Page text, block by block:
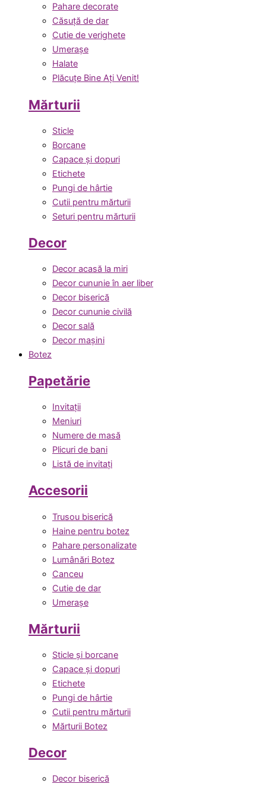
Pahare decorate
Căsuță de dar
Cutie de verighete
Umerașe
Halate
Plăcuțe Bine Ați Venit!
Mărturii
Sticle
Borcane
Capace și dopuri
Etichete
Pungi de hârtie
Cutii pentru mărturii
Seturi pentru mărturii
Decor
Decor acasă la miri
Decor cununie în aer liber
Decor biserică
Decor cununie civilă
Decor sală
Decor mașini
Botez
Papetărie
Invitații
Meniuri
Numere de masă
Plicuri de bani
Listă de invitați
Accesorii
Trusou biserică
Haine pentru botez
Pahare personalizate
Lumânări Botez
Canceu
Cutie de dar
Umerașe
Mărturii
Sticle și borcane
Capace și dopuri
Etichete
Pungi de hârtie
Cutii pentru mărturii
Mărturii Botez
Decor
Decor biserică